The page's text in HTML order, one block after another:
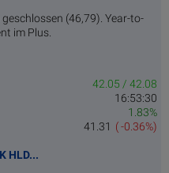
(46,79). Year-to-
im Plus.
42.05 / 42.08
16:53:30
1.83%
( -0.36%)
41.31
HLD...